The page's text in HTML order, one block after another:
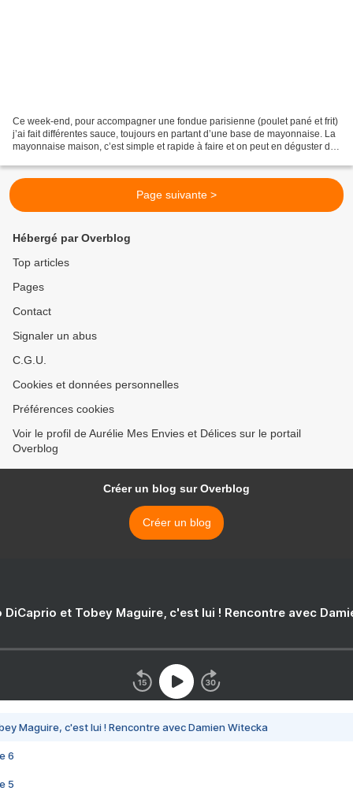
Ce week-end, pour accompagner une fondue parisienne (poulet pané et frit)
j’ai fait différentes sauce, toujours en partant d’une base de mayonnaise. La
mayonnaise maison, c’est simple et rapide à faire et on peut en déguster de
Page suivante >
Hébergé par Overblog
Top articles
Pages
Contact
Signaler un abus
C.G.U.
Cookies et données personnelles
Préférences cookies
Voir le profil de Aurélie Mes Envies et Délices sur le portail
Overblog
Créer un blog sur Overblog
Créer un blog
DiCaprio et Tobey Maguire, c'est lui ! Rencontre avec
Maguire, c'est lui ! Rencontre avec Damien Witecka
6
5